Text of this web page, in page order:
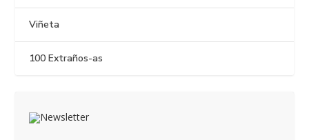
Viñeta
100 Extraños-as